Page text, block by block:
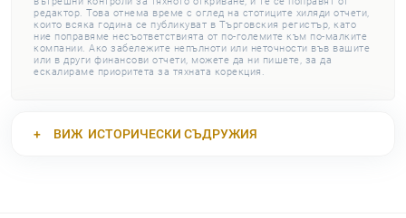
редактор. Това отнема време с оглед на стотиците хиляди отчети,
които всяка година се публикуват в Търговския регистър, като
ние поправяме несъответствията от по-големите към по-малките
компании. Ако забележите непълноти или неточности във вашите
или в други финансови отчети, можете да ни пишете, за да
ескалираме приоритета за тяхната корекция.
ВИЖ ИСТОРИЧЕСКИ СЪДРУЖИЯ